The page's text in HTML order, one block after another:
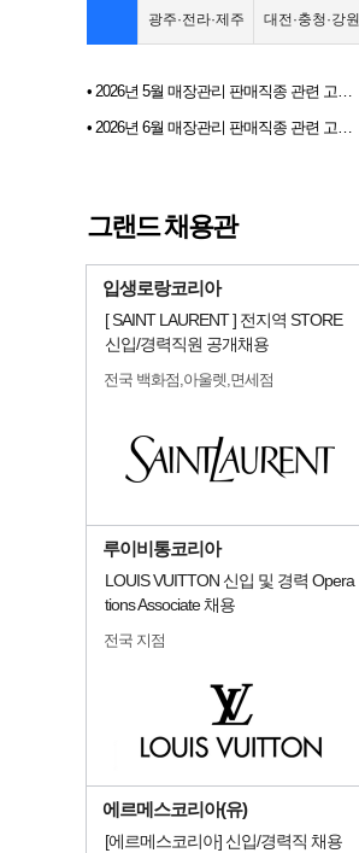
광주·전라·제주 대전·충청·강원
• 2026년 6월 매장관리 판매직종 관련 고용동향
• 2026년 07월 샵토크 게시판 이벤트 당첨자발표
그랜드 채용관
입생로랑코리아
[ SAINT LAURENT ] 전지역 STORE
신입/경력직원 공개채용
전국 백화점,아울렛,면세점
루이비통코리아
LOUIS VUITTON 신입 및 경력 Opera
tions Associate 채용
전국 지점
에르메스코리아(유)
[에르메스코리아] 신입/경력직 채용